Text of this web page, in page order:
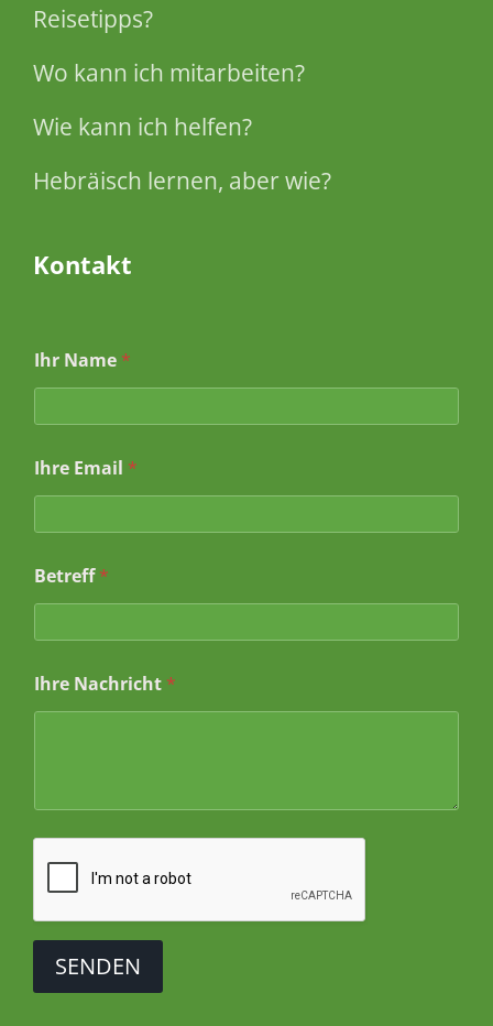
Reisetipps?
Wo kann ich mitarbeiten?
Wie kann ich helfen?
Hebräisch lernen, aber wie?
Kontakt
*
*
Ihr Name *
Ihre Email *
Betreff*
Ihre Nachricht *
SENDEN